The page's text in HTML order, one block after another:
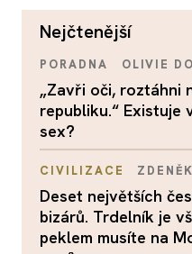
nejčtenější
PORADNA OLIVIE
„Zavři oči, roztáhni
republiku.“ Existuje
sex?
CIVILIZACE
Deset největších
bizárů. Trdelník je
peklem musíte na